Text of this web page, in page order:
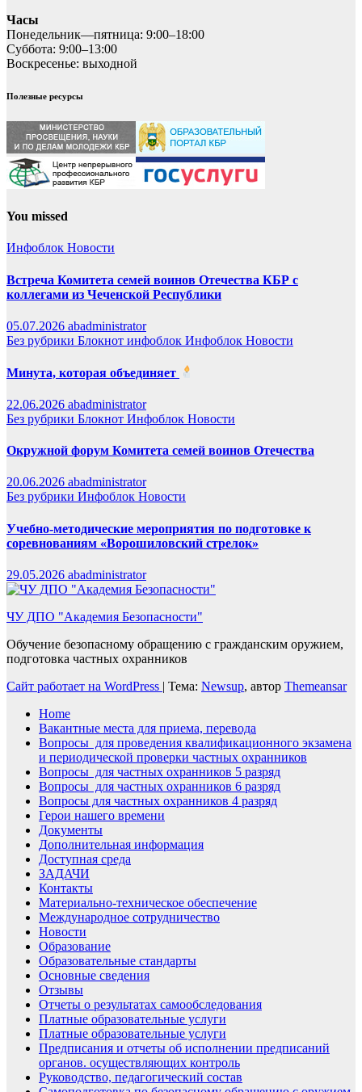
Часы
Понедельник—пятница: 9:00–18:00
Суббота: 9:00–13:00
Воскресенье: выходной
Полезные ресурсы
You missed
Инфоблок Новости
Встреча Комитета семей воинов Отечества КБР с
коллегами из Чеченской Республики
05.07.2026 abadministrator
Без рубрики Блокнот инфоблок Инфоблок Новости
Минута, которая объединяет
22.06.2026 abadministrator
Без рубрики Блокнот Инфоблок Новости
Окружной форум Комитета семей воинов Отечества
20.06.2026 abadministrator
Без рубрики Инфоблок Новости
Учебно-методические мероприятия по подготовке к
соревнованиям «Ворошиловский стрелок»
29.05.2026 abadministrator
ЧУ ДПО "Академия Безопасности"
Обучение безопасному обращению с гражданским оружием,
подготовка частных охранников
Сайт работает на WordPress | Тема: Newsup, автор Themeansar
Home
Вакантные места для приема, перевода
Вопросы для проведения квалификационного экзамена
и периодической проверки частных охранников
Вопросы для частных охранников 5 разряд
Вопросы для частных охранников 6 разряд
Вопросы для частных охранников 4 разряд
Герои нашего времени
Документы
Дополнительная информация
Доступная среда
ЗАДАЧИ
Контакты
Материально-техническое обеспечение
Международное сотрудничество
Новости
Образование
Образовательные стандарты
Основные сведения
Отзывы
Отчеты о результатах самообследования
Платные образовательные услуги
Платные образовательные услуги
Предписания и отчеты об исполнении предписаний
органов. осуществляющих контроль
Руководство, педагогический состав